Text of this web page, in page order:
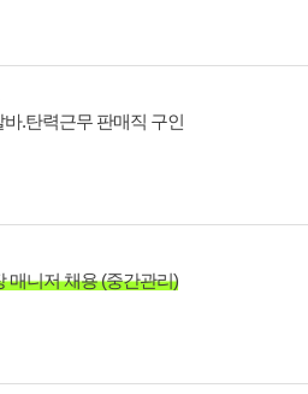
.탄력근무 판매직 구인
매니저 채용 (중간관리)